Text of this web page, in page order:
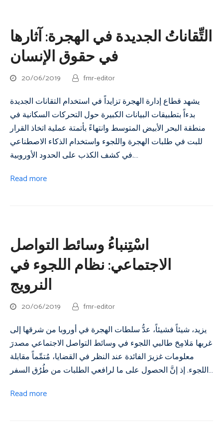
التِّقاناتُ الجديدة في الهجرة: آثارها
في حقوق الإنسان
20/06/2019 fmr-editor
يشهد قطاع إدارة الهجرة تزايداً في استخدام التقانات الجديدة
بدءاً بتطبيقات البيانات الكبيرة حول التحركات السكانية في
منطقة البحر الأبيض المتوسط وانتهاءً بأتمتة عملية اتخاذ القرار
للبت في طلبات الهجرة واللجوء واستخدام الذكاء الاصطناعي
في كشف الكذب على الحدود الأوروبية.…
Read more
اسْتِنباءُ وسائط التواصل
الاجتماعي: نظام اللجوء في
النرويج
20/06/2019 fmr-editor
يزيد، شيئاً فشيئاً، عدُّ سلطات الهجرة في أوروبا من شرقها إلى
غربها مَلامِحَ طالبي اللجوء في وسائط التواصل الاجتماعي مصدرَ
معلومات غزيرَ الفائدة عند النظر في القضايا، مُتمِّماً مقابلة
اللجوء. إذ إنَّ الحصول على ما لرافعي الطلبات من طُرُق السفر…
Read more